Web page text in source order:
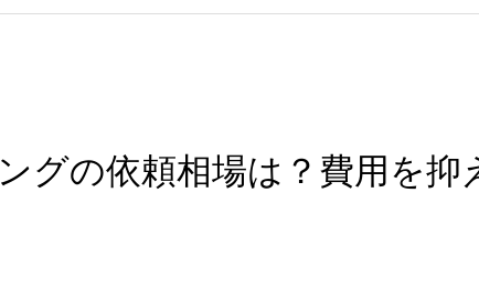
グの依頼相場は？費用を抑